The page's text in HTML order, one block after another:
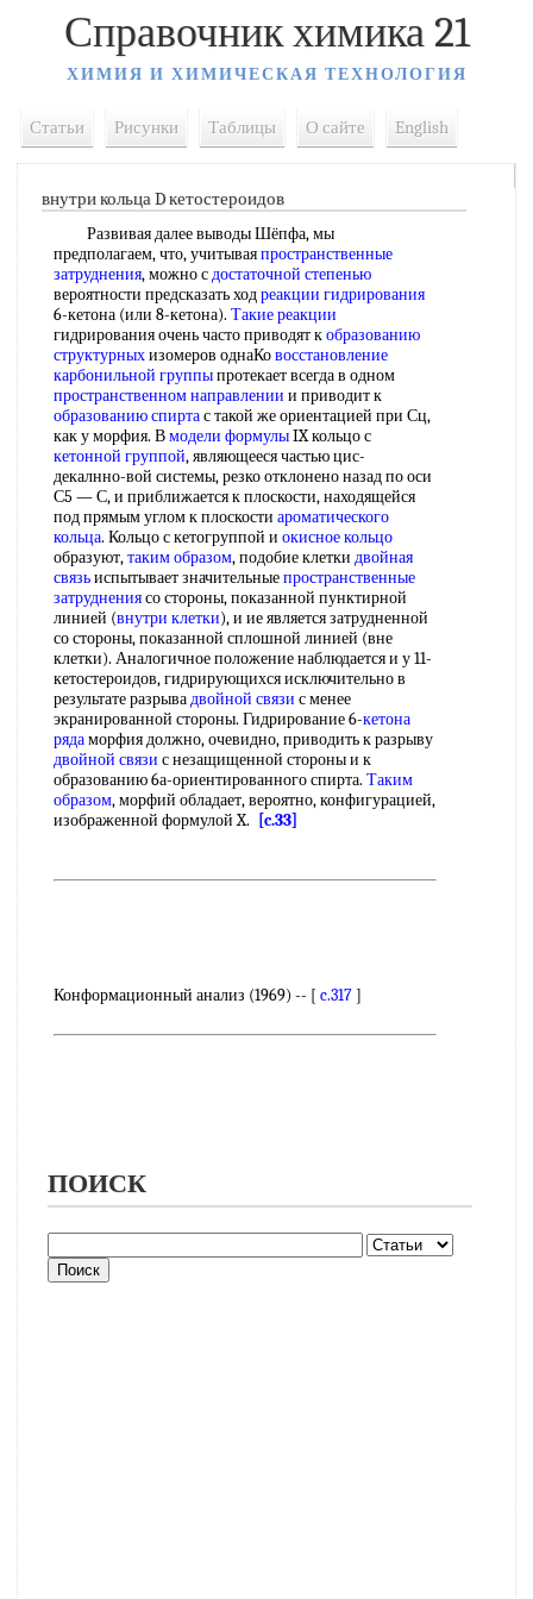
Справочник химика 21
ХИМИЯ И ХИМИЧЕСКАЯ ТЕХНОЛОГИЯ
Статьи Рисунки Таблицы О сайте English
внутри кольца D кетостероидов
Развивая далее выводы Шёпфа, мы
предполагаем, что, учитываяпространственные
затруднения, можно сдостаточной степенью
вероятности предсказать ходреакции гидрирования
6-кетона (или 8-кетона). Такие реакции
гидрирования очень часто приводят кобразованию
структурныхизомеров однаКовосстановление
карбонильной группыпротекает всегда в одном
пространственном направлении и приводит к
образованию спиртас такой же ориентацией при Сц,
как у морфия. Вмодели формулыIX кольцо с
кетонной группой, являющееся частью цис-
декалнно-вой системы, резко отклонено назад по оси
С5 — С, и приближается к плоскости, находящейся
под прямым углом к плоскости ароматического
кольца. Кольцо с кетогруппой и окисное кольцо
образуют,таким образом, подобие клетки двойная
связьиспытывает значительныепространственные
затруднениясо стороны, показанной пунктирной
линией (внутри клетки), и ие является затрудненной
со стороны, показанной сплошной линией (вне
клетки). Аналогичное положение наблюдается и у 11-
кетостероидов, гидрирующихся исключительно в
результате разрывадвойной связи с менее
экранированной стороны. Гидрирование 6-кетона
рядаморфия должно, очевидно, приводить к разрыву
двойной связи с незащищенной стороны и к
образованию 6а-ориентированного спирта. Таким
образом, морфий обладает, вероятно, конфигурацией,
изображенной формулой X.
[c.33]
Конформационный анализ (1969) -- [ c.317]
ПОИСК